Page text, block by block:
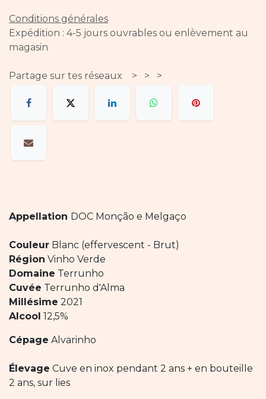
Conditions générales
Expédition : 4-5 jours ouvrables ou enlèvement au
magasin
Partage sur tes réseaux > > >
Appellation DOC Monção e Melgaço
Couleur Blanc (effervescent - Brut)
Région Vinho Verde
Domaine Terrunho
Cuvée Terrunho d'Alma
Millésime 2021
Alcool 12,5%
Cépage Alvarinho
Élevage Cuve en inox pendant 2 ans + en bouteille
2 ans, sur lies